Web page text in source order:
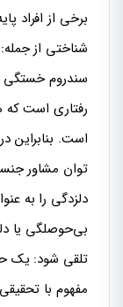
برخی از افراد
شناختی از
سندروم خستگی
رفتاری است که
است. بنابراین
توان مشاور
دلزدگی را به
بی‌حوصلگی یا
تلقی شود: یک
مفهوم با